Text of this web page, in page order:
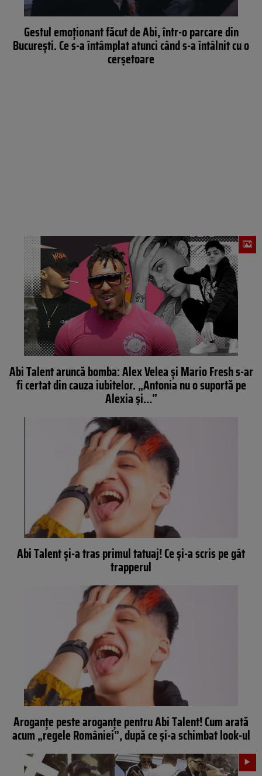
Gestul emoționant făcut de Abi, într-o parcare din
București. Ce s-a întâmplat atunci când s-a întâlnit cu o
cerșetoare
Abi Talent aruncă bomba: Alex Velea și Mario Fresh s-ar
fi certat din cauza iubitelor. „Antonia nu o suportă pe
Alexia și…”
Abi Talent și-a tras primul tatuaj! Ce și-a scris pe gât
trapperul
Aroganțe peste aroganțe pentru Abi Talent! Cum arată
acum „regele României”, după ce și-a schimbat look-ul